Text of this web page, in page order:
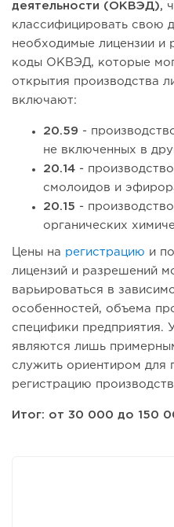
деятельности (ОКВЭД),
классифицировать свою
необходимые лицензии и
коды ОКВЭД, которые
открытия производства
включают:
20.59 -
не включенных в
20.14 -
смолоидов и
20.15 -
органических
Цены на регистрацию и
лицензий и разрешений
варьироваться в
особенностей, объема
специфики предприятия.
являются лишь
служить ориентиром для
регистрацию
Итог: от 30 000 до 150